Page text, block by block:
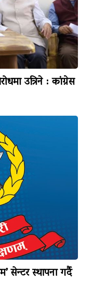
उत्रिने : कांग्रेस
सेन्टर स्थापना गर्दै